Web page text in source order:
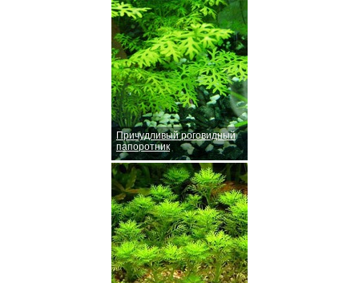
Причудливый роговидный
папоротник